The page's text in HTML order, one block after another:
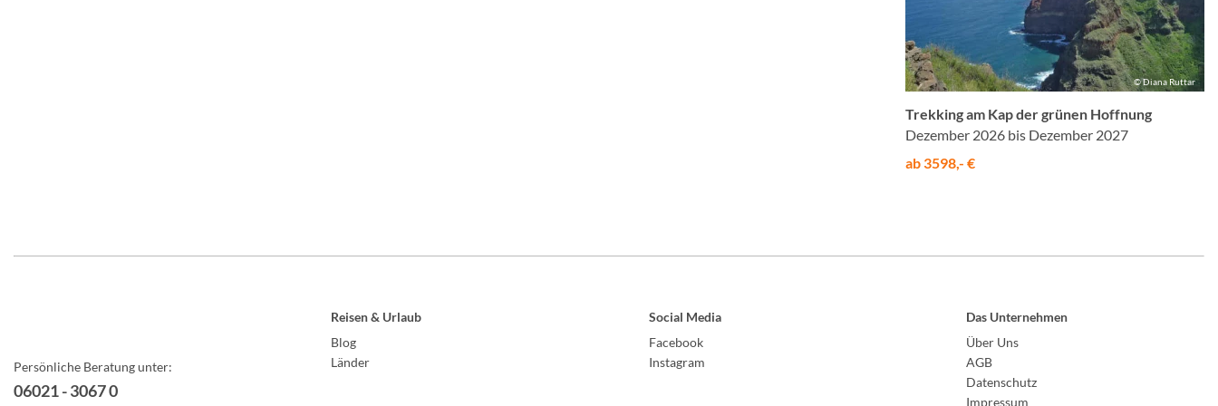
© Diana Ruttar
Trekking am Kap der grünen Hoffnung
Dezember 2026 bis Dezember 2027
ab 3598,- €
Persönliche Beratung unter:
06021 - 3067 0
Reisen & Urlaub
Blog
Länder
Social Media
Facebook
Instagram
Das Unternehmen
Über Uns
AGB
Datenschutz
Impressum